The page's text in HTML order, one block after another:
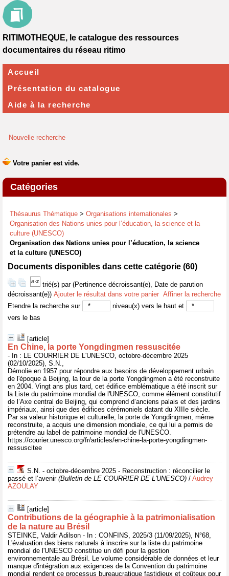
Nouvelle recherche
Catégories
Thésaurus Thématique > Organisations internationales >
Organisation des Nations unies pour l’éducation, la science et la
culture (UNESCO)
Organisation des Nations unies pour l’éducation, la science
et la culture (UNESCO)
Documents disponibles dans cette catégorie (60)
trié(s) par (Pertinence décroissant(e), Date de parution
décroissant(e)) Ajouter le résultat dans votre panier Affiner la recherche
Etendre la recherche sur
niveau(x) vers le haut et
vers le bas
[article]
En Chine, la porte Yongdingmen ressuscitée
- In : LE COURRIER DE L'UNESCO, octobre-décembre 2025
(02/10/2025), S.N.,
Démolie en 1957 pour répondre aux besoins de développement urbain
de l'époque à Beijing, la tour de la porte Yongdingmen a été reconstruite
en 2004. Vingt ans plus tard, cet édifice emblématique a été inscrit sur
la Liste du patrimoine mondial de l'UNESCO, comme élément constitutif
de l’Axe central de Beijing, qui comprend d’anciens palais et des jardins
impériaux, ainsi que des édifices cérémoniels datant du XIIIe siècle.
Par sa valeur historique et culturelle, la porte de Yongdingmen, même
reconstruite, a acquis une dimension mondiale, ce qui lui a permis de
prétendre au label de patrimoine mondial de l'UNESCO.
https://courier.unesco.org/fr/articles/en-chine-la-porte-yongdingmen-
ressuscitee
S.N. - octobre-décembre 2025 - Reconstruction : réconcilier le
passé et l’avenir(Bulletin de LE COURRIER DE L'UNESCO) / Audrey
AZOULAY
[article]
Contributions de la géographie à la patrimonialisation
de la nature au Brésil
STEINKE, Valdir Adilson - In : CONFINS, 2025/3 (11/09/2025), N°68,
L'évaluation des biens naturels à inscrire sur la liste du patrimoine
mondial de l'UNESCO constitue un défi pour la gestion
environnementale au Brésil. Le volume considérable de données et leur
manque d'intégration aux exigences de la Convention du patrimoine
mondial rendent ce processus bureaucratique fastidieux et coûteux pour
RITIMOTHEQUE, le catalogue des ressources
documentaires du réseau ritimo
Accueil
Présentation du catalogue
Aide à la recherche